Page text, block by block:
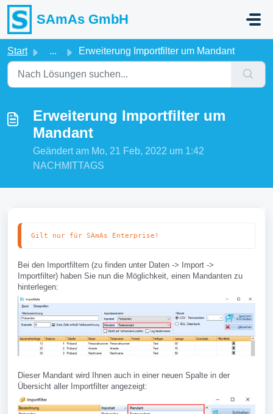
Zum hauptsächlichen Inhalt gehen
SAmAs GmbH
Start ... Erweiterung Importfilter um Mandant
Erweiterung Importfilter um
Mandant
Geändert am Mo, 21 Feb, 2022 um 1:42
NACHMITTAGS
Gilt nur für SAmAs Enterprise!
Bei den Importfiltern (zu finden unter Daten -> Import ->
Importfilter) haben Sie nun die Möglichkeit, einen Mandanten zu
hinterlegen:
Dieser Mandant wird Ihnen auch in einer neuen Spalte in der
Übersicht aller Importfilter angezeigt: